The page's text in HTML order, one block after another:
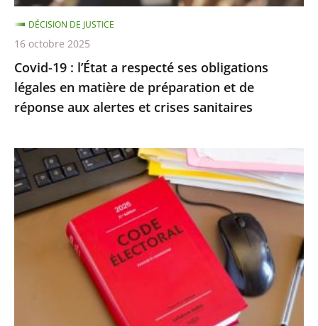
en
matière
de
préparation
et
de
aux
alertes
et
crises
sanitaires
Covid-19 : l’État a respecté ses obligations
légales en matière de préparation et de
réponse aux alertes et crises sanitaires
DÉCISION DE JUSTICE
16 octobre 2025
Exécution
provisoire
d’une
peine
d’inéligibilité